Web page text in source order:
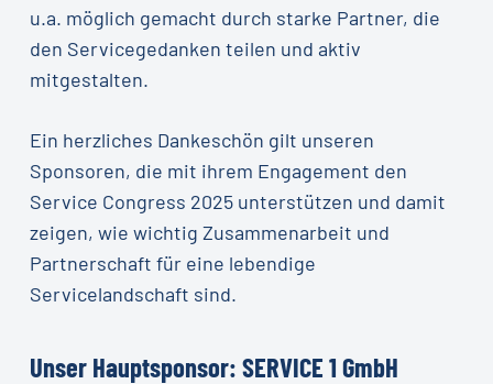
u.a. möglich gemacht durch starke Partner, die
den Servicegedanken teilen und aktiv
mitgestalten.
Ein herzliches Dankeschön gilt unseren
Sponsoren, die mit ihrem Engagement den
Service Congress 2025 unterstützen und damit
zeigen, wie wichtig Zusammenarbeit und
Partnerschaft für eine lebendige
Servicelandschaft sind.
Unser Hauptsponsor: SERVICE 1 GmbH